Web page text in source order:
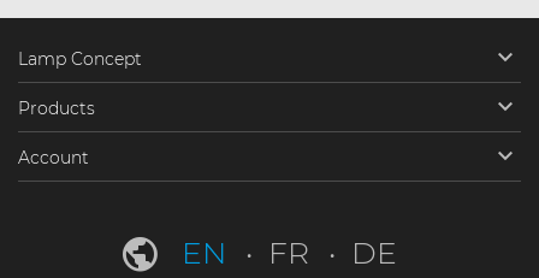
Lamp Concept 
Products 
Account 
EN FR DE